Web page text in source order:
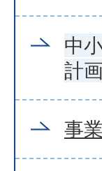
中
計画
事